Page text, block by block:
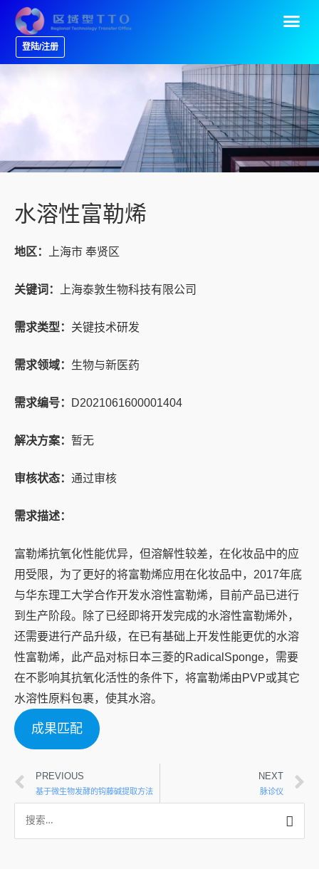
登陆/注册
水溶性富勒烯
地区： 上海市 奉贤区
关键词： 上海泰敦生物科技有限公司
需求类型： 关键技术研发
需求领域： 生物与新医药
需求编号： D2021061600001404
解决方案： 暂无
审核状态： 通过审核
需求描述：
富勒烯抗氧化性能优异，但溶解性较差，在化妆品中的应
用受限，为了更好的将富勒烯应用在化妆品中，2017年底
与华东理工大学合作开发水溶性富勒烯，目前产品已进行
到生产阶段。除了已经即将开发完成的水溶性富勒烯外，
还需要进行产品升级，在已有基础上开发性能更优的水溶
性富勒烯，此产品对标日本三菱的RadicalSponge，需要
在不影响其抗氧化活性的条件下，将富勒烯由PVP或其它
水溶性原料包裹，使其水溶。
成果匹配
PREVIOUS
基于微生物发酵的钩藤碱提取方法
NEXT
脉诊仪